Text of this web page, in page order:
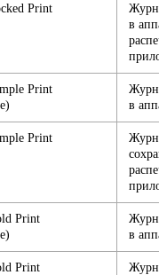
Print
в
Print
в
Print
Print
в
Print